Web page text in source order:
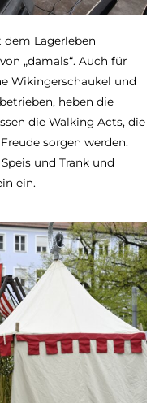
Lagerleben
„damals“. Auch für
Wikingerschaukel und
heben die
die Walking Acts, die
sorgen werden.
und Trank und
ein.